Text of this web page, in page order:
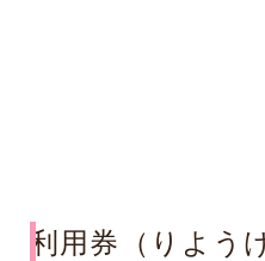
利用券（りよう